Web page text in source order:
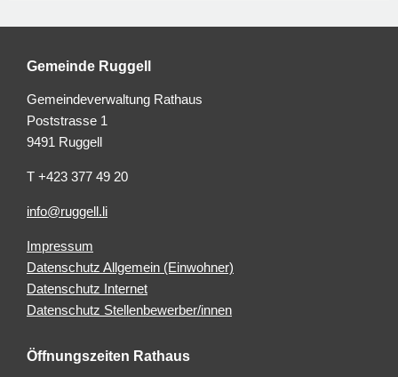
Gemeinde Ruggell
Gemeindeverwaltung Rathaus
Poststrasse 1
9491 Ruggell
T +423 377 49 20
info@ruggell.li
Impressum
Datenschutz Allgemein (Einwohner)
Datenschutz Internet
Datenschutz Stellenbewerber/innen
Öffnungszeiten Rathaus